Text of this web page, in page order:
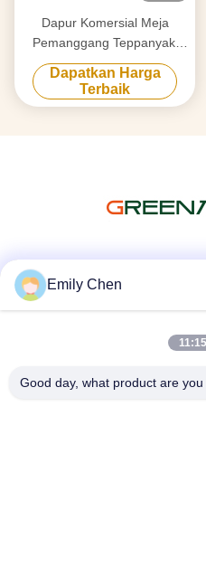
Dapur Komersial Meja
Pemanggang Teppanyaki
Seluler Multifungsi dengan
Tungku Ganda
Dapatkan Harga
Terbaik
Emily Chen
Good day, what product are